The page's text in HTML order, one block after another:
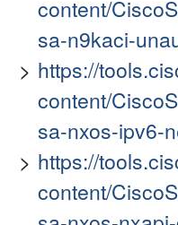
content/
sa-n9kaci-
https://
content/
sa-nxos-ipv6-
https://
content/